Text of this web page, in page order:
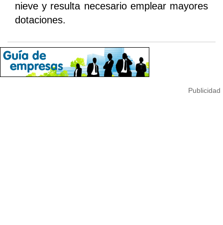
nieve y resulta necesario emplear mayores
dotaciones.